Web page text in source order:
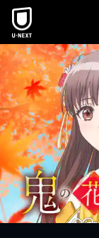
本文へスキップ